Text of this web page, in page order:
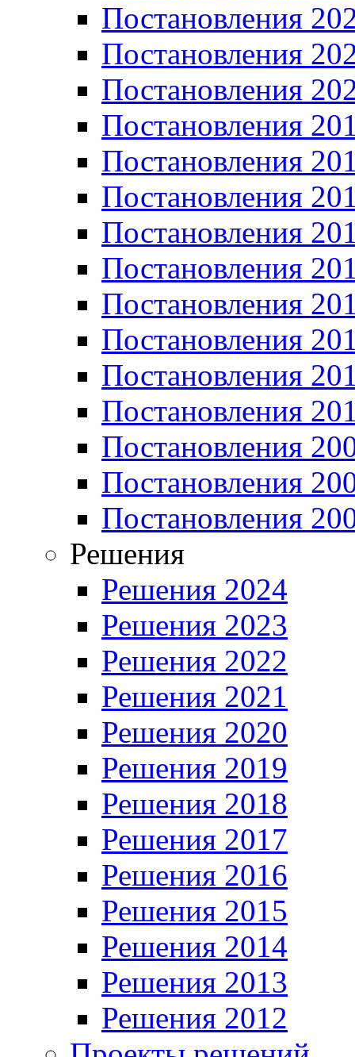
Постановления
Постановления
Постановления
Постановления
Постановления
Постановления
Постановления
Постановления
Постановления
Постановления
Постановления
Постановления
Постановления
Постановления
Постановления
Решения
Решения 2024
Решения 2023
Решения 2022
Решения 2021
Решения 2020
Решения 2019
Решения 2018
Решения 2017
Решения 2016
Решения 2015
Решения 2014
Решения 2013
Решения 2012